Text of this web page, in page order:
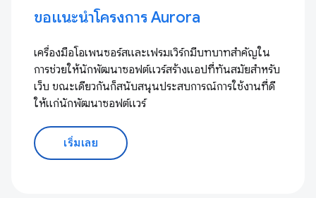
ขอแนะนำโครงการ Aurora
เครื่องมือโอเพนซอร์สและเฟรมเวิร์กมีบทบาทสำคัญใน
การช่วยให้นักพัฒนาซอฟต์แวร์สร้างแอปที่ทันสมัยสำหรับ
เว็บ ขณะเดียวกันก็สนับสนุนประสบการณ์การใช้งานที่ดี
ให้แก่นักพัฒนาซอฟต์แวร์
เริ่มเลย